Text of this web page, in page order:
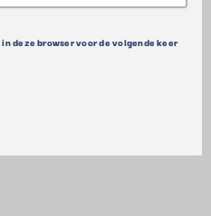
deze browser voor de volgende keer